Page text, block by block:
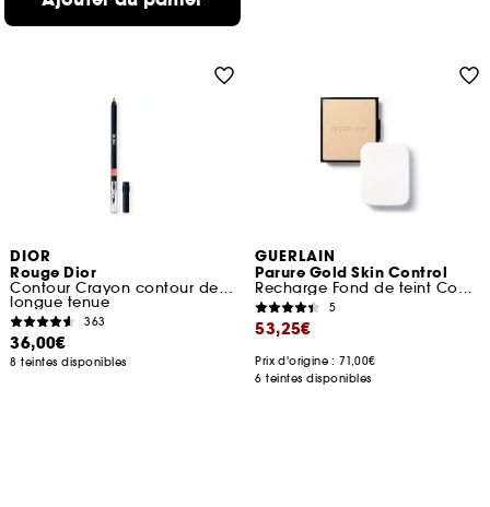
DIOR
Rouge Dior
Contour Crayon contour des lèvres sans transfert
longue tenue
363
36,00€
8 teintes disponibles
GUERLAIN
Parure Gold Skin Control
Recharge Fond de teint Compact Haute Perfection
5
53,25€
Prix d'origine : 71,00€
6 teintes disponibles